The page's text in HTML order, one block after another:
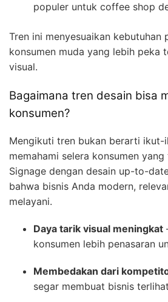
populer untuk coffee shop
Tren ini menyesuaikan kebutuhan
konsumen muda yang lebih peka
visual.
Bagaimana tren desain bisa
konsumen?
Mengikuti tren bukan berarti ikut-
memahami selera konsumen
Signage dengan desain up-to-
bahwa bisnis Anda modern,
melayani.
Daya tarik visual meningkat
konsumen lebih penasaran
Membedakan dari
segar membuat bisnis